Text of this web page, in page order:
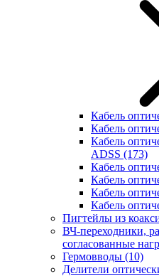
Кабель
Кабель
Кабель
ADSS (173)
Кабель
Кабель
Кабель
Кабель
Пигтейлы из
ВЧ-переходники,
согласованные
Гермовводы (10)
Делители